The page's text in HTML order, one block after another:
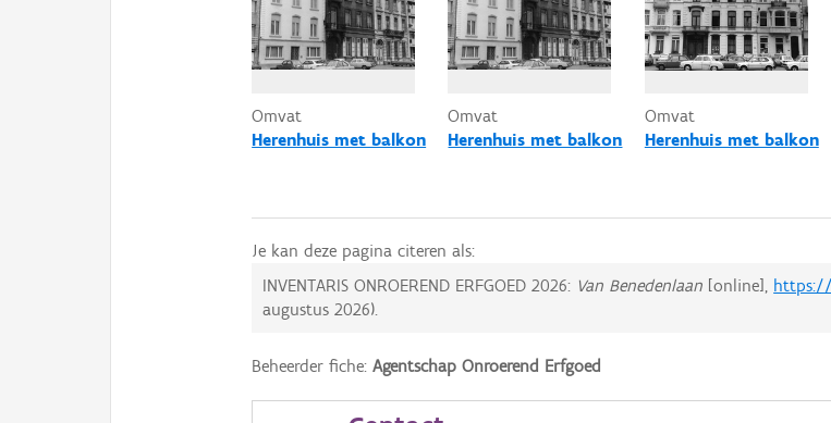
Omvat
Herenhuis met balkon
Omvat
Herenhuis met balkon
Omvat
Herenhuis met balkon
Je kan deze pagina citeren als:
INVENTARIS ONROEREND ERFGOED 2026: Van Benedenlaan [online], https://
augustus 2026).
Beheerder fiche:Agentschap Onroerend Erfgoed